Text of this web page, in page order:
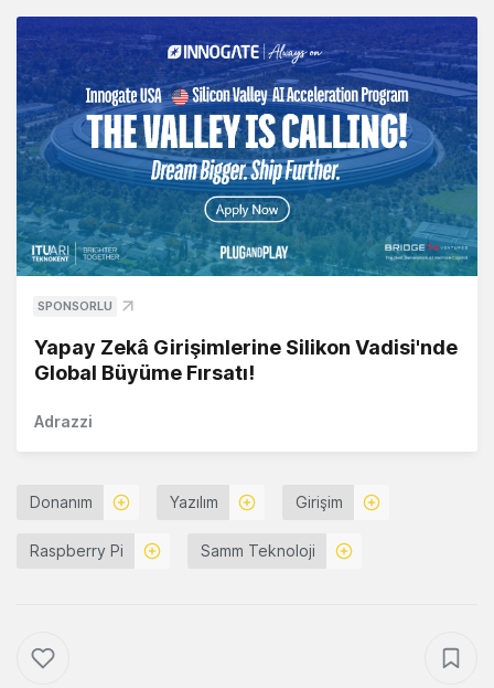
SPONSORLU
Yapay Zekâ Girişimlerine Silikon Vadisi'nde
Global Büyüme Fırsatı!
Adrazzi
Donanım Yazılım Girişim
Raspberry Pi Samm Teknoloji